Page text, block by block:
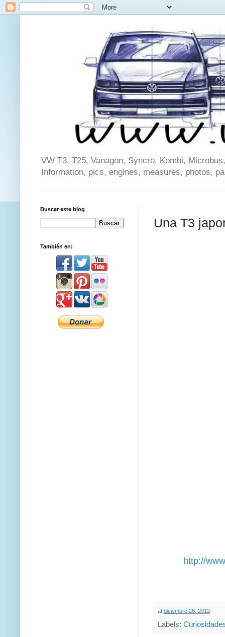
VW T3, T25, Vanagon, Syncro, Kombi,
Information, pics, engines, measures, photos,
Una T3
http://
at diciembre 26, 2012
Labels:
Buscar este blog
También en: